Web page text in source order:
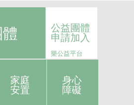
公益團體
申請加入
樂公益平台
家庭
安置
身心
障礙